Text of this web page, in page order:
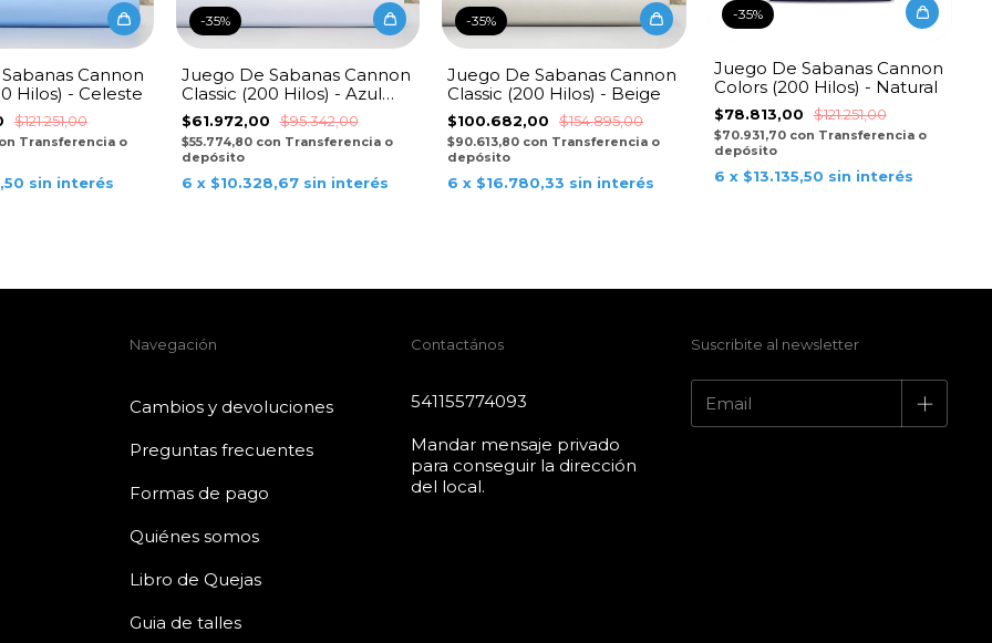
Cannon
Hilos) - Celeste
$121.251,00
Transferencia o
sin interés
-35%
Juego De Sabanas Cannon
Classic (200 Hilos) - Azul
Francia
$61.972,00 $95.342,00
$55.774,80 con Transferencia o
depósito
6 x $10.328,67 sin interés
-35%
Juego De Sabanas Cannon
Classic (200 Hilos) - Beige
$100.682,00 $154.895,00
$90.613,80 con Transferencia o
depósito
6 x $16.780,33 sin interés
-35%
Juego De Sabanas Cannon
Colors (200 Hilos) - Natural
$78.813,00 $121.251,00
$70.931,70 con Transferencia o
depósito
6 x $13.135,50 sin interés
Navegación
Cambios y devoluciones
Preguntas frecuentes
Formas de pago
Quiénes somos
Libro de Quejas
Guia de talles
Contactános
541155774093
Mandar mensaje privado
para conseguir la dirección
del local.
Suscribite al newsletter